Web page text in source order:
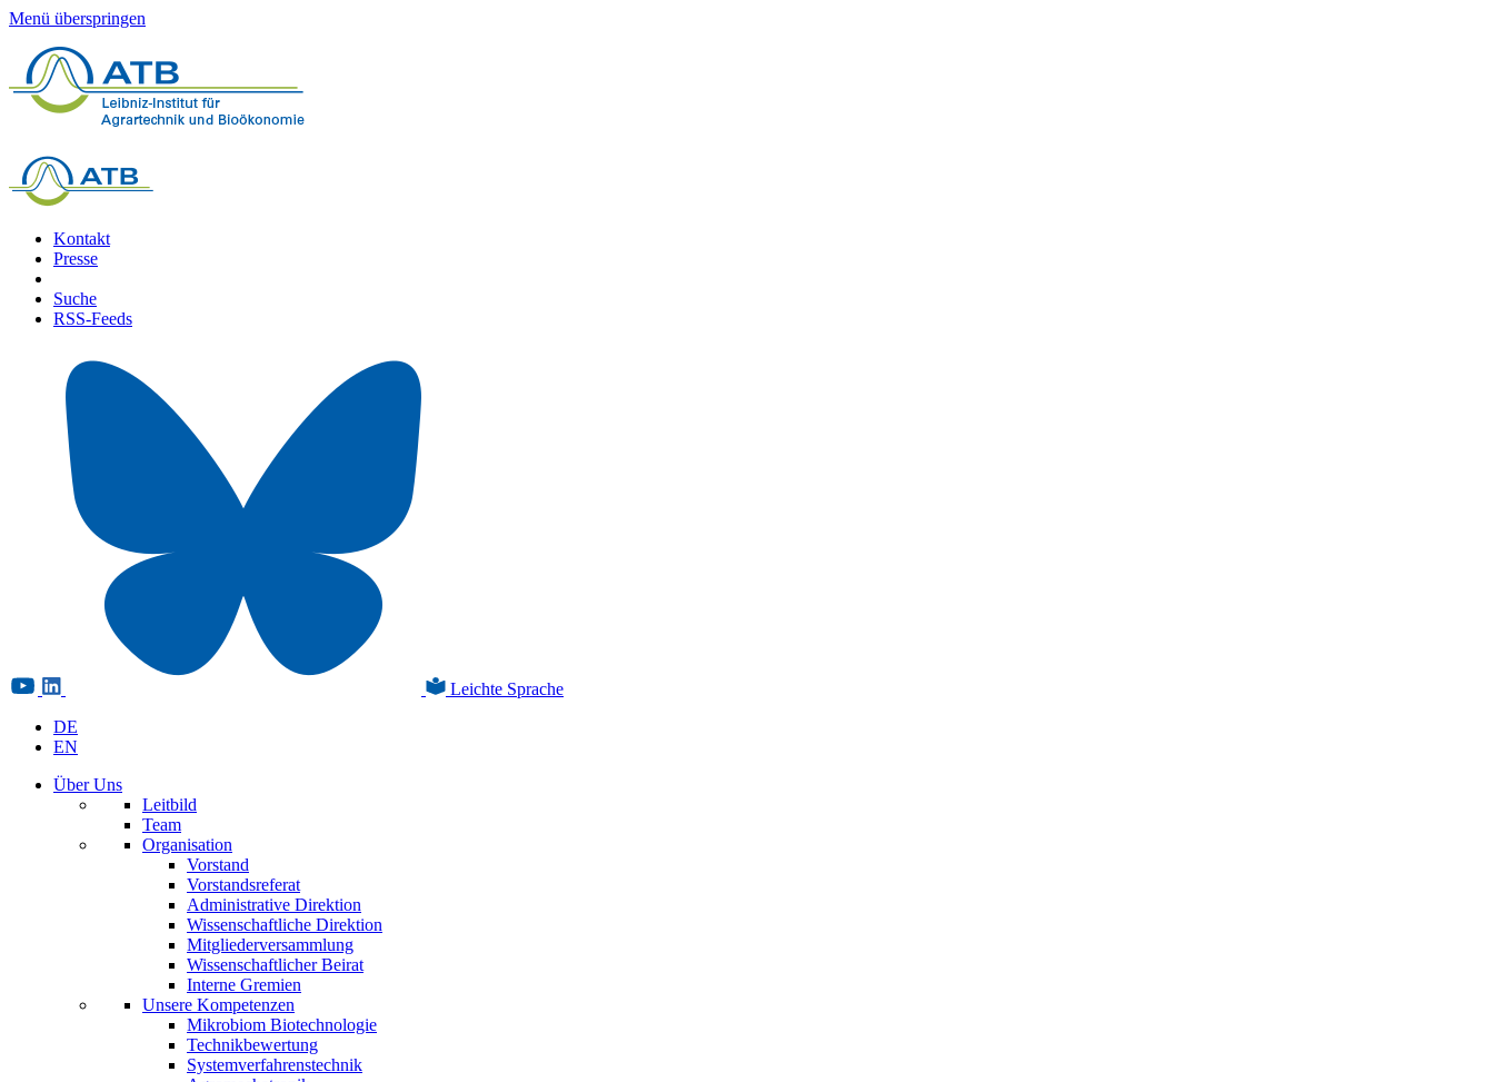
Menü überspringen
Kontakt
Presse
Suche
RSS-Feeds
Leichte Sprache
DE
EN
Über Uns
Leitbild
Team
Organisation
Vorstand
Vorstandsreferat
Administrative Direktion
Wissenschaftliche Direktion
Mitgliederversammlung
Wissenschaftlicher Beirat
Interne Gremien
Unsere Kompetenzen
Mikrobiom Biotechnologie
Technikbewertung
Systemverfahrenstechnik